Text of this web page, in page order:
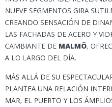
NUEVE SEGMENTOS GIRA
CREANDO SENSACIÓN DE
LAS FACHADAS DE ACERO Y
CAMBIANTE DE MALMÖ,
A LO LARGO DEL DÍA.
MÁS ALLÁ DE SU
PLANTEA UNA RELACIÓN
MAR, EL PUERTO Y LOS